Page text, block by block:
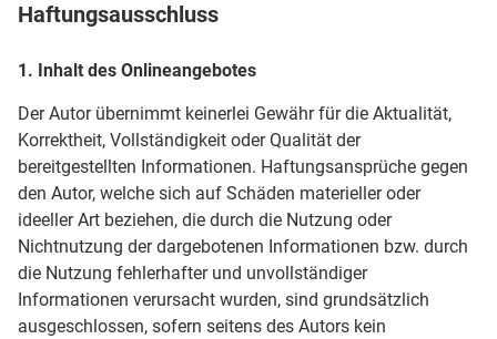
Haftungsausschluss
1. Inhalt des Onlineangebotes
Der Autor übernimmt keinerlei Gewähr für die Aktualität,
Korrektheit, Vollständigkeit oder Qualität der
bereitgestellten Informationen. Haftungsansprüche gegen
den Autor, welche sich auf Schäden materieller oder
ideeller Art beziehen, die durch die Nutzung oder
Nichtnutzung der dargebotenen Informationen bzw. durch
die Nutzung fehlerhafter und unvollständiger
Informationen verursacht wurden, sind grundsätzlich
ausgeschlossen, sofern seitens des Autors kein